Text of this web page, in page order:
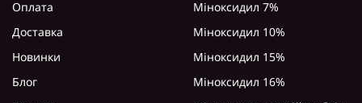
Оплата
Доставка
Новинки
Блог
Міноксидил 7%
Міноксидил 10%
Міноксидил 15%
Міноксидил 16%